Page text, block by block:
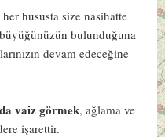
her hususta size nasihatte
bulunduğuna
devam edeceğine
vaiz görmek, ağlama ve
işarettir.